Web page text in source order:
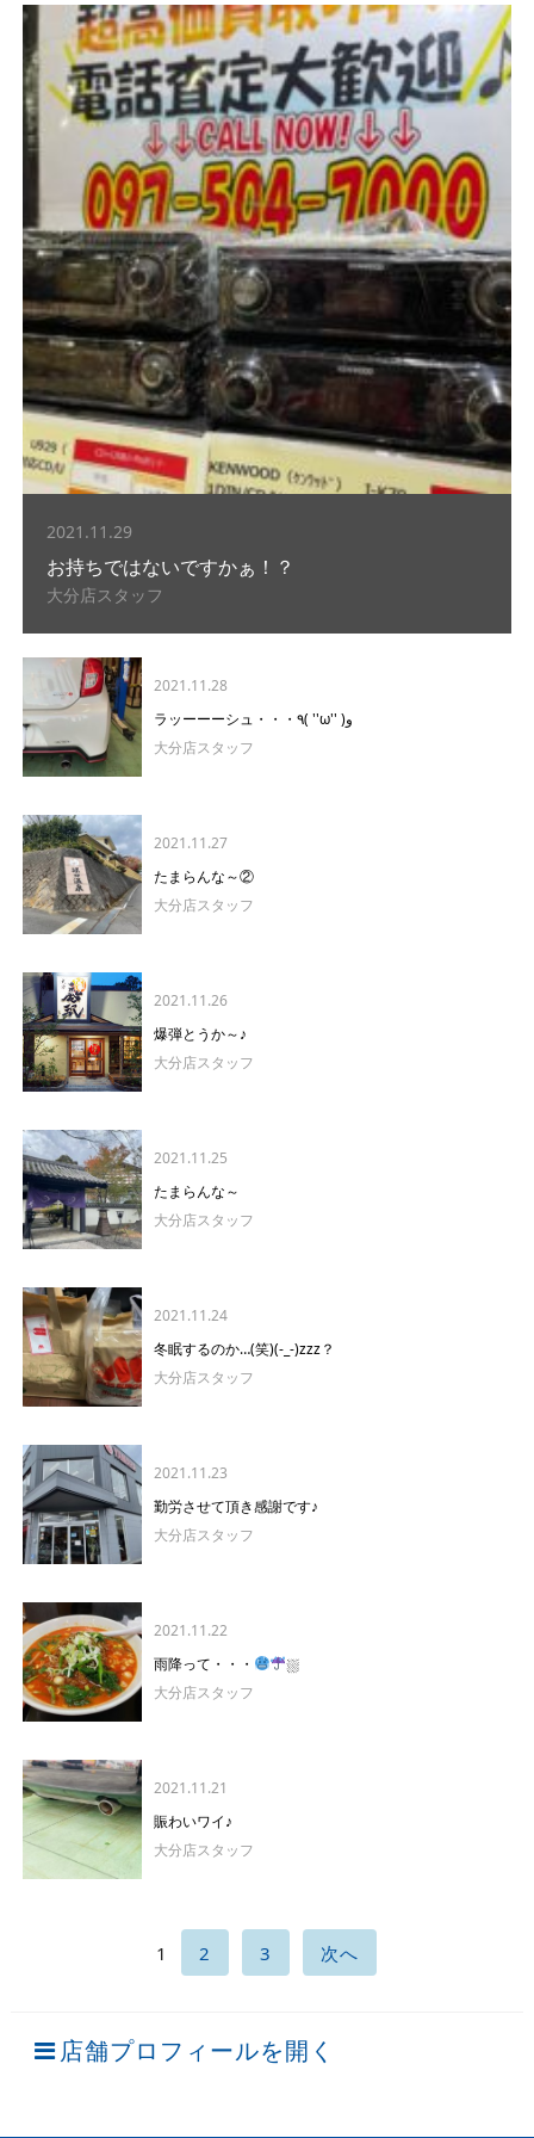
2021.11.29
お持ちではないですかぁ！？
大分店スタッフ
2021.11.28
ラッーーーシュ・・・٩( ''ω'' )و
大分店スタッフ
2021.11.27
たまらんな～②
大分店スタッフ
2021.11.26
爆弾とうか～♪
大分店スタッフ
2021.11.25
たまらんな～
大分店スタッフ
2021.11.24
冬眠するのか…(笑)(-_-)zzz？
大分店スタッフ
2021.11.23
勤労させて頂き感謝です♪
大分店スタッフ
2021.11.22
雨降って・・・
⛆
大分店スタッフ
2021.11.21
賑わいワイ♪
大分店スタッフ
1 2 3 次へ
店舗プロフィールを開く